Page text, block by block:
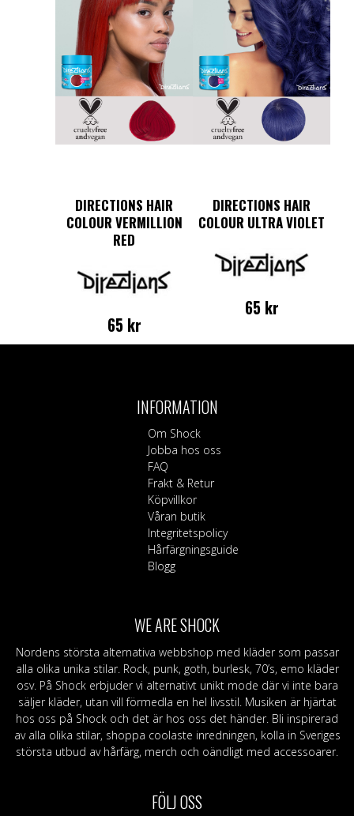
DIRECTIONS HAIR
COLOUR VERMILLION
RED
65 kr
DIRECTIONS HAIR
COLOUR ULTRA VIOLET
65 kr
INFORMATION
Om Shock
Jobba hos oss
FAQ
Frakt & Retur
Köpvillkor
Våran butik
Integritetspolicy
Hårfärgningsguide
Blogg
WE ARE SHOCK
Nordens största alternativa webbshop med kläder som passar
alla olika unika stilar. Rock, punk, goth, burlesk, 70’s, emo kläder
osv. På Shock erbjuder vi alternativt unikt mode där vi inte bara
säljer kläder, utan vill förmedla en hel livsstil. Musiken är hjärtat
hos oss på Shock och det är hos oss det händer. Bli inspirerad
av alla olika stilar, shoppa coolaste inredningen, kolla in Sveriges
största utbud av hårfärg, merch och oändligt med accessoarer.
FÖLJ OSS